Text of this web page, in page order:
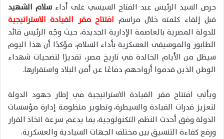
ي
ا
حرص السيد الرئيس عبد الفتاح السيسي على أداءسلام الشهيد
قبل إلقاء كلمته خلال مراسم افتتاح مقر القيادة الاستراتيجية
للدولة المصرية بالعاصمة الإدارية الجديدة، حيث وجّه الرئيس قائد
الطابور والموسيقى العسكرية بأداء السلام، مؤكدًا أن هذا اليوم
سيظل من الأيام الخالدة في تاريخ مصر، تقديرًا لتضحيات شهداء
الوطن الذين قدموا أرواحهم دفاعًا عن أمن البلاد واستقرارها.
ويأتي افتتاح مقر القيادة الاستراتيجية في إطار جهود الدولة
لتعزيز قدرات القيادة والسيطرة، وتطوير منظومة إدارة مؤسسات
الدولة وفق أحدث النظم التكنولوجية، بما يدعم سرعة اتخاذ القرار
ورفع كفاءة التنسيق بين مختلف الجهات السيادية والعسكرية.